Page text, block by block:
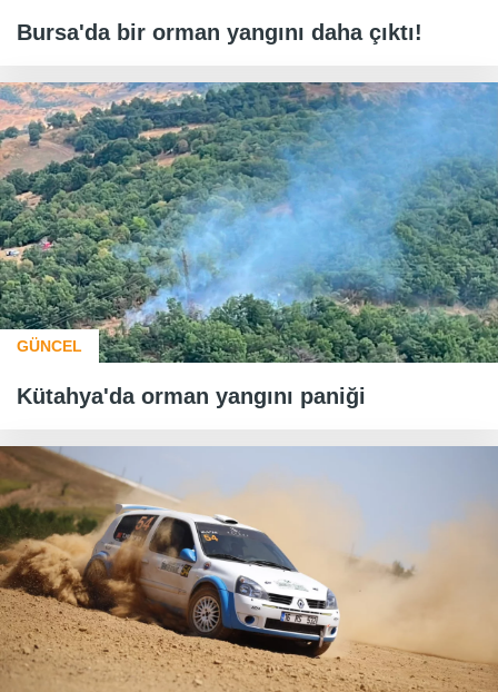
Bursa'da bir orman yangını daha çıktı!
GÜNCEL
Kütahya'da orman yangını paniği